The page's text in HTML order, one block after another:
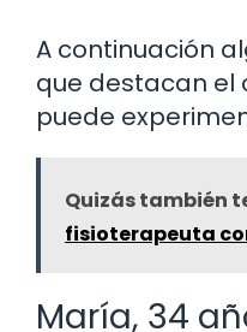
A continuación
que destacan el
puede
Quizás también
fisioterapeuta
María, 34